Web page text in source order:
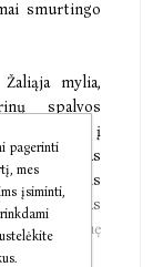
smurtingo
mylia,
spalvos
susitikimą – į
kėde. Polas
kalinius, jis
mirtininkas
ir bausmę
pagerinti
mes
įsiminti,